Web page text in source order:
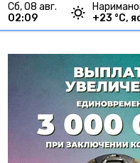
сб, 08 авг.
02:09
+23 °С,